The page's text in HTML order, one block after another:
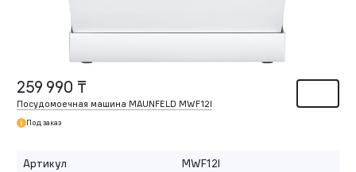
259 990 ₸
Посудомоечная машина MAUNFELD MWF12I
Под заказ
Артикул
MWF12I